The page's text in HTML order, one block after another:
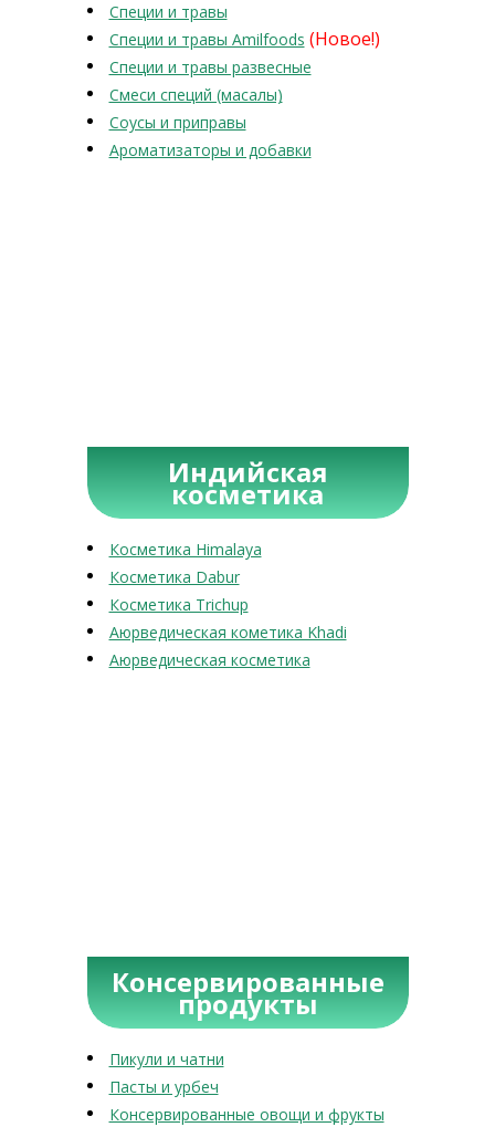
Специи и травы
Специи и травы Amilfoods (Новое!)
Специи и травы развесные
Смеси специй (масалы)
Соусы и приправы
Ароматизаторы и добавки
Индийская
косметика
Косметика Himalaya
Косметика Dabur
Косметика Trichup
Аюрведическая кометика Khadi
Аюрведическая косметика
Консервированные
продукты
Пикули и чатни
Пасты и урбеч
Консервированные овощи и фрукты